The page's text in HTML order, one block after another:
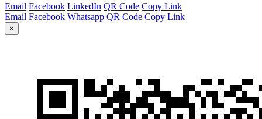
Email Facebook LinkedIn QR Code Copy Link
Email Facebook Whatsapp QR Code Copy Link
×